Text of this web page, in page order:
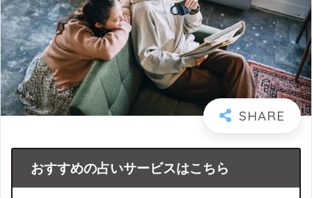
おすすめの占いサービスはこちら